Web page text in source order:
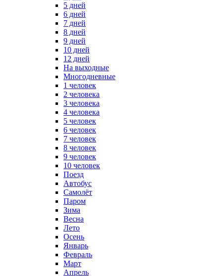
5 дней
6 дней
7 дней
8 дней
9 дней
10 дней
12 дней
На выходные
Многодневные
1 человек
2 человека
3 человека
4 человека
5 человек
6 человек
7 человек
8 человек
9 человек
10 человек
Поезд
Автобус
Самолёт
Паром
Зима
Весна
Лето
Осень
Январь
Февраль
Март
Апрель